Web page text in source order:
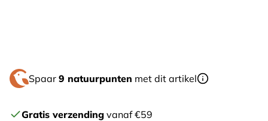
Spaar 9 natuurpunten met dit artikel
Gratis verzending vanaf €59